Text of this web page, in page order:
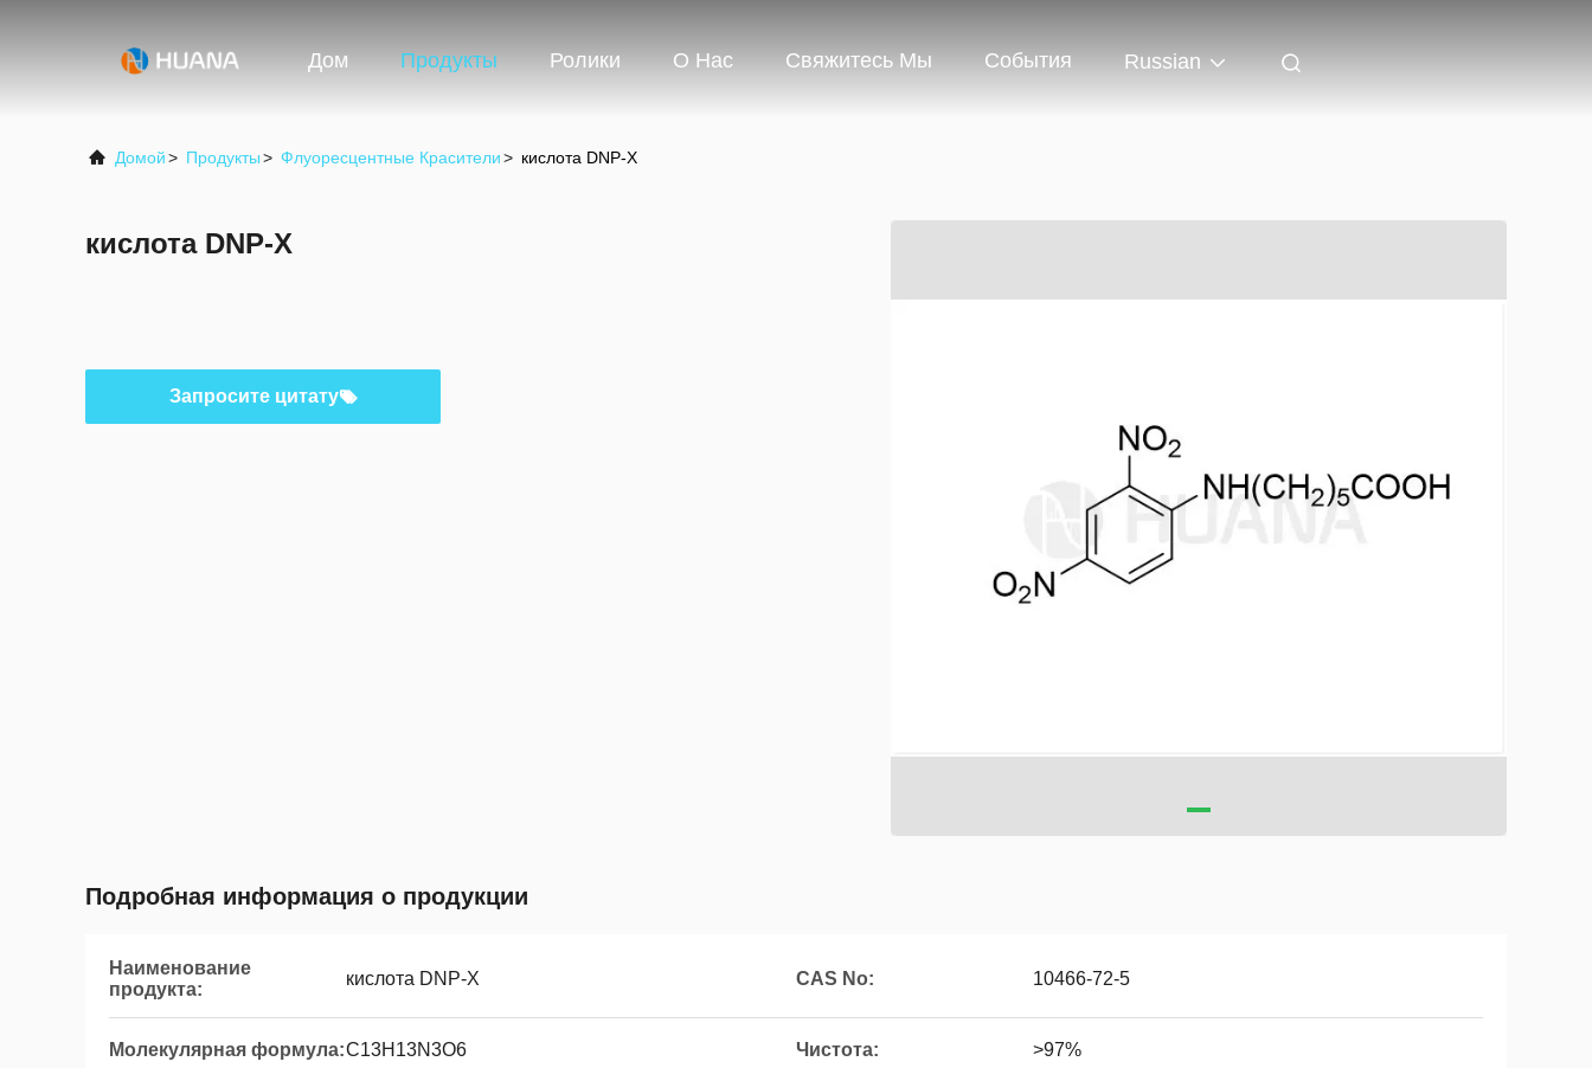
Дом Продукты Ролики О Нас Свяжитесь Мы События Russian
Домой> Продукты> Флуоресцентные Красители> кислота DNP-X
кислота DNP-X
Запросите цитату
Подробная информация о продукции
Наименование
продукта:
кислота DNP-X CAS No: 10466-72-5
Молекулярная формула:C13H13N3O6 Чистота: >97%